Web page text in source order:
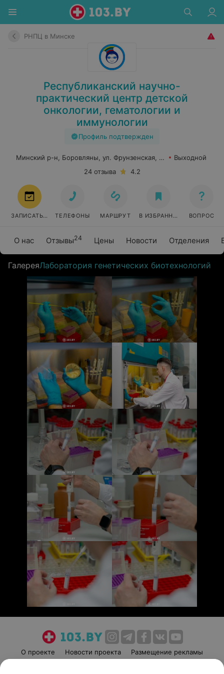
РНПЦ в Минске
Республиканский научно-
практический центр детской
онкологии, гематологии и
иммунологии
Профиль подтвержден
О нас Отзывы24 Цены Новости Отделения
Минский р-н, Боровляны, ул. Фрунзенская, 43
Выходной
24 отзыва
4.2
ЗАПИСАТЬСЯ ТЕЛЕФОНЫ МАРШРУТ В ИЗБРАННОЕ ВОПРОС
ГалереяЛаборатория генетических биотехнологий
О проекте Новости проекта
Размещение рекламы